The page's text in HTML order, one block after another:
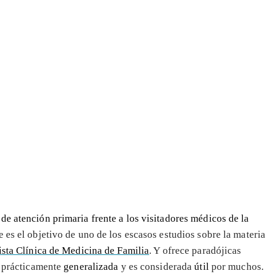
atención primaria frente a los visitadores médicos de la
es el objetivo de uno de los escasos estudios sobre la materia
Clínica de Medicina de Familia. Y ofrece paradójicas
generalizada y es consideradaútil por muchos.